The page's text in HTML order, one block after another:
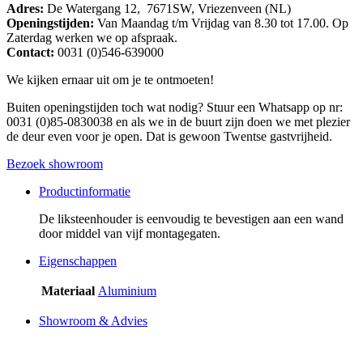
Adres: De Watergang 12, 7671SW, Vriezenveen (NL)
Openingstijden: Van Maandag t/m Vrijdag van 8.30 tot 17.00. Op
Zaterdag werken we op afspraak.
Contact: 0031 (0)546-639000
We kijken ernaar uit om je te ontmoeten!
Buiten openingstijden toch wat nodig? Stuur een Whatsapp op nr:
0031 (0)85-0830038 en als we in de buurt zijn doen we met plezier
de deur even voor je open. Dat is gewoon Twentse gastvrijheid.
Bezoek showroom
Productinformatie
De liksteenhouder is eenvoudig te bevestigen aan een wand
door middel van vijf montagegaten.
Eigenschappen
Materiaal Aluminium
Showroom & Advies